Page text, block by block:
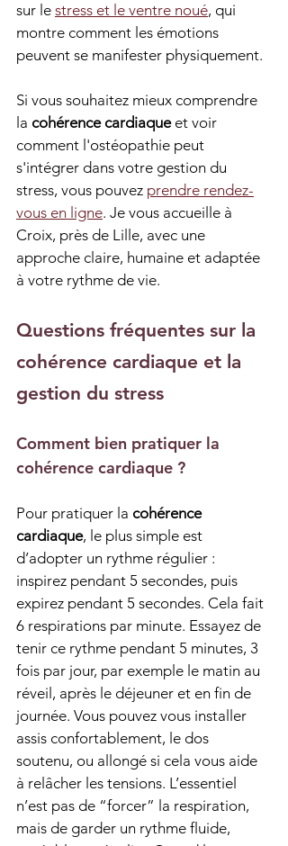
sur le stress et le ventre noué, qui
montre comment les émotions
peuvent se manifester physiquement.
Si vous souhaitez mieux comprendre
la cohérence cardiaque et voir
comment l'ostéopathie peut
s'intégrer dans votre gestion du
stress, vous pouvez prendre rendez-
vous en ligne. Je vous accueille à
Croix, près de Lille, avec une
approche claire, humaine et adaptée
à votre rythme de vie.
Questions fréquentes sur la
cohérence cardiaque et la
gestion du stress
Comment bien pratiquer la
cohérence cardiaque ?
Pour pratiquer la cohérence
cardiaque, le plus simple est
d’adopter un rythme régulier :
inspirez pendant 5 secondes, puis
expirez pendant 5 secondes. Cela fait
6 respirations par minute. Essayez de
tenir ce rythme pendant 5 minutes, 3
fois par jour, par exemple le matin au
réveil, après le déjeuner et en fin de
journée. Vous pouvez vous installer
assis confortablement, le dos
soutenu, ou allongé si cela vous aide
à relâcher les tensions. L’essentiel
n’est pas de “forcer” la respiration,
mais de garder un rythme fluide,